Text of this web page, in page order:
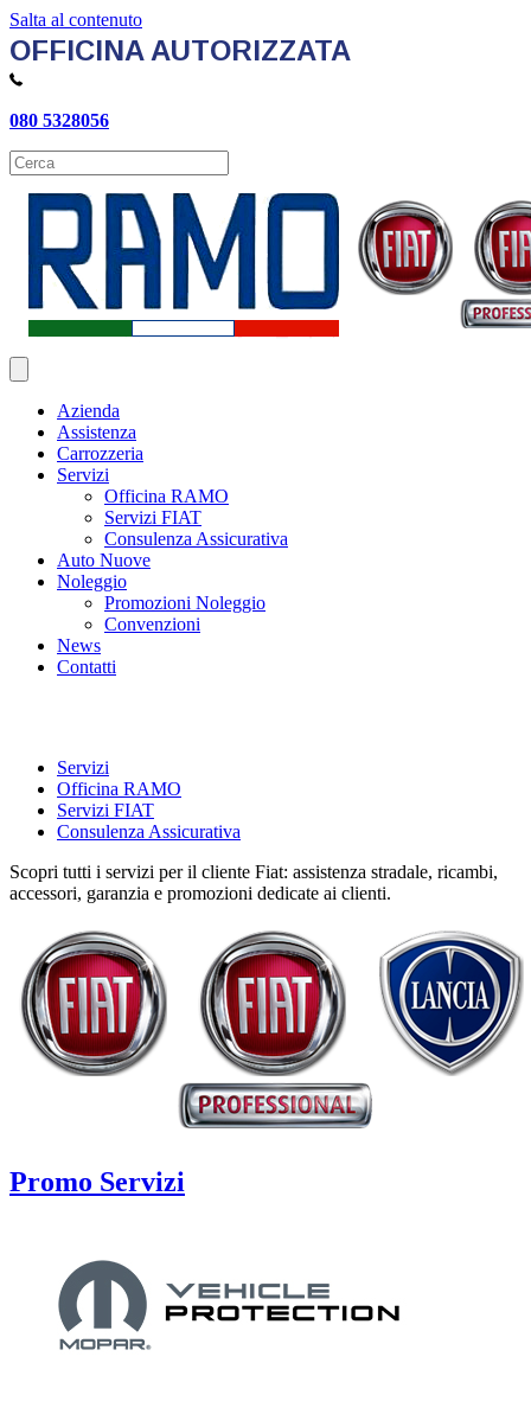
Salta al contenuto
OFFICINA AUTORIZZATA
080 5328056
Azienda
Assistenza
Carrozzeria
Servizi
Officina RAMO
Servizi FIAT
Consulenza Assicurativa
Auto Nuove
Noleggio
Promozioni Noleggio
Convenzioni
News
Contatti
Servizi
Officina RAMO
Servizi FIAT
Consulenza Assicurativa
Scopri tutti i servizi per il cliente Fiat: assistenza stradale, ricambi,
accessori, garanzia e promozioni dedicate ai clienti.
Promo Servizi